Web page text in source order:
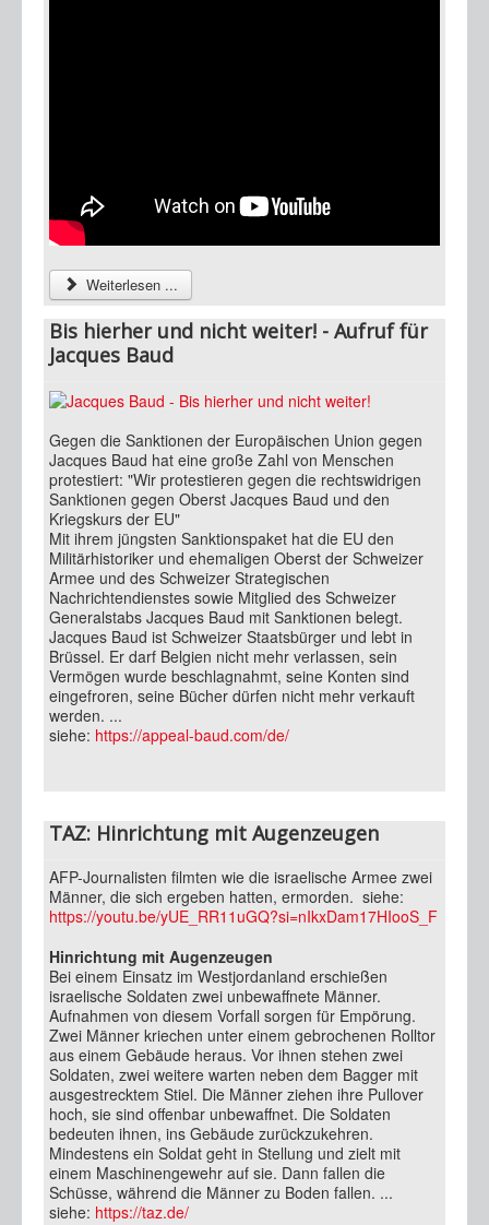
Weiterlesen ...
Bis hierher und nicht weiter! - Aufruf für
Jacques Baud
Gegen die Sanktionen der Europäischen Union gegen
Jacques Baud hat eine große Zahl von Menschen
protestiert: "Wir protestieren gegen die rechtswidrigen
Sanktionen gegen Oberst Jacques Baud und den
Kriegskurs der EU"
Mit ihrem jüngsten Sanktionspaket hat die EU den
Militärhistoriker und ehemaligen Oberst der Schweizer
Armee und des Schweizer Strategischen
Nachrichtendienstes sowie Mitglied des Schweizer
Generalstabs Jacques Baud mit Sanktionen belegt.
Jacques Baud ist Schweizer Staatsbürger und lebt in
Brüssel. Er darf Belgien nicht mehr verlassen, sein
Vermögen wurde beschlagnahmt, seine Konten sind
eingefroren, seine Bücher dürfen nicht mehr verkauft
werden. ...
siehe: https://appeal-baud.com/de/
TAZ: Hinrichtung mit Augenzeugen
AFP-Journalisten filmten wie die israelische Armee zwei
Männer, die sich ergeben hatten, ermorden. siehe:
https://youtu.be/yUE_RR11uGQ?si=nIkxDam17HIooS_F
Hinrichtung mit Augenzeugen
Bei einem Einsatz im Westjordanland erschießen
israelische Soldaten zwei unbewaffnete Männer.
Aufnahmen von diesem Vorfall sorgen für Empörung.
Zwei Männer kriechen unter einem gebrochenen Rolltor
aus einem Gebäude heraus. Vor ihnen stehen zwei
Soldaten, zwei weitere warten neben dem Bagger mit
ausgestrecktem Stiel. Die Männer ziehen ihre Pullover
hoch, sie sind offenbar unbewaffnet. Die Soldaten
bedeuten ihnen, ins Gebäude zurückzukehren.
Mindestens ein Soldat geht in Stellung und zielt mit
einem Maschinengewehr auf sie. Dann fallen die
Schüsse, während die Männer zu Boden fallen. ...
siehe: https://taz.de/